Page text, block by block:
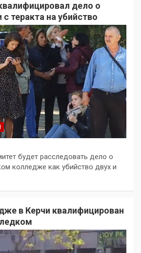
дело о
теракта на убийство
будет расследовать дело о
колледже как убийство двух и
в Керчи квалифицирован